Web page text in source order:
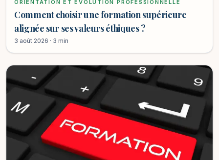
ORIENTATION ET ÉVOLUTION PROFESSIONNELLE
Comment choisir une formation supérieure
alignée sur ses valeurs éthiques ?
3 août 2026 · 3 min